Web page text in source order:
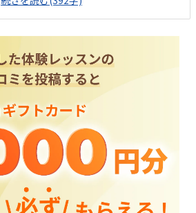
うに思いました。回るイスだと、子どもはクル
した。一人ひとりに合わせてしていただける
もは他の子が音楽などをならしていたのが気に
ことをしてみたいと言っていました。